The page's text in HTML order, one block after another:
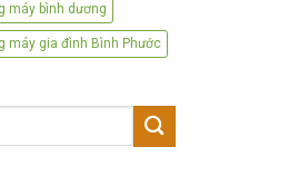
máy bình dương
máy gia đình Bình Phước